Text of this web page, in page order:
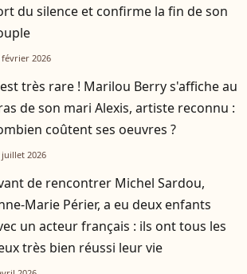
du silence et confirme la fin de son
février 2026
très rare ! Marilou Berry s'affiche au
de son mari Alexis, artiste reconnu :
coûtent ses oeuvres ?
juillet 2026
de rencontrer Michel Sardou,
Marie Périer, a eu deux enfants
un acteur français : ils ont tous les
très bien réussi leur vie